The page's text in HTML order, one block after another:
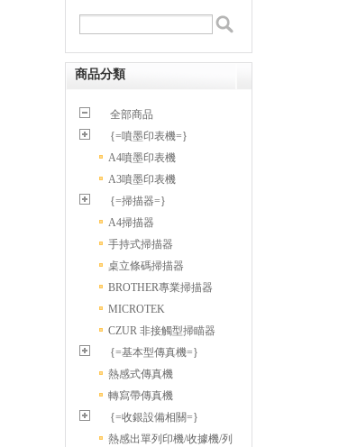
商品分類
全部商品
{=噴墨印表機=}
A4噴墨印表機
A3噴墨印表機
{=掃描器=}
A4掃描器
手持式掃描器
桌立條碼掃描器
BROTHER專業掃描器
MICROTEK
CZUR 非接觸型掃瞄器
{=基本型傳真機=}
熱感式傳真機
轉寫帶傳真機
{=收銀設備相關=}
熱感出單列印機/收據機/列